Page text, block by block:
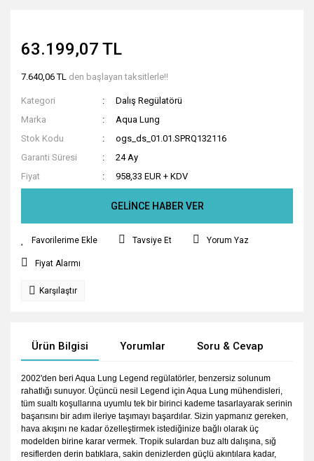
63.199,07 TL
7.640,06 TL den başlayan taksitlerle!!
Kategori
Dalış Regülatörü
Marka
Aqua Lung
Stok Kodu
ogs_ds_01.01.SPRQ132116
Garanti Süresi
24 Ay
Fiyat
958,33 EUR + KDV
GELİNCE HABER VER
Tavsiye Et Yorum Yaz
Fiyat Alarmı
Karşılaştır
Ürün Bilgisi Yorumlar Soru & Cevap
2002'den beri Aqua Lung Legend regülatörler, benzersiz solunum
rahatlığı sunuyor. Üçüncü nesil Legend için Aqua Lung mühendisleri,
tüm sualtı koşullarına uyumlu tek bir birinci kademe tasarlayarak serinin
başarısını bir adım ileriye taşımayı başardılar. Sizin yapmanız gereken,
hava akışını ne kadar özelleştirmek istediğinize bağlı olarak üç
modelden birine karar vermek. Tropik sulardan buz altı dalışına, sığ
resiflerden derin batıklara, sakin denizlerden güçlü akıntılara kadar,